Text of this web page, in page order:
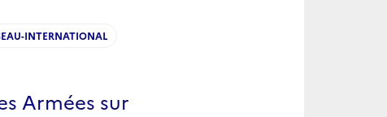
INTERNATIONAL
Armées sur